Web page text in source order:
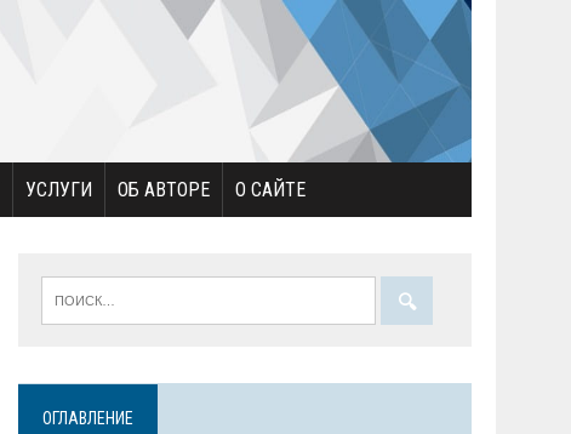
УСЛУГИ ОБ АВТОРЕ О САЙТЕ
ОГЛАВЛЕНИЕ